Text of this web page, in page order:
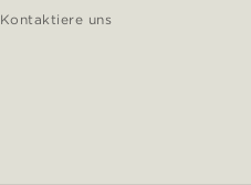
Kontaktiere uns